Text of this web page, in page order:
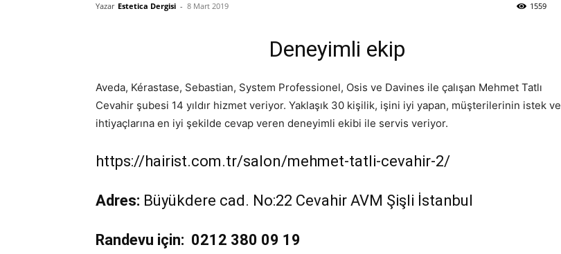
Yazar Estetica Dergisi - 8 Mart 2019 1559
Deneyimli ekip
Aveda, Kérastase, Sebastian, System Professionel, Osis ve Davines ile çalışan Mehmet Tatlı
Cevahir şubesi 14 yıldır hizmet veriyor. Yaklaşık 30 kişilik, işini iyi yapan, müşterilerinin istek ve
ihtiyaçlarına en iyi şekilde cevap veren deneyimli ekibi ile servis veriyor.
https://hairist.com.tr/salon/mehmet-tatli-cevahir-2/
Adres: Büyükdere cad. No:22 Cevahir AVM Şişli İstanbul
Randevu için: 0212 380 09 19